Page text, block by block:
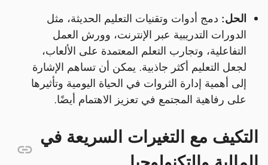
الحل: دمج أدوات وتقنيات التعليم الحديثة، مثل
الدورات التدريبية عبر الإنترنت، وورش العمل
التفاعلية، وتجارب التعلم المعتمدة على الألعاب،
لجعل التعليم أكثر جاذبية. يمكن أن تساهم الإشارة
إلى أهمية إدارة الثروات في الحياة اليومية وتأثيرها
على رفاهية المجتمع في تعزيز الاهتمام أيضًا.
التكيف مع التغيرات السريعة في